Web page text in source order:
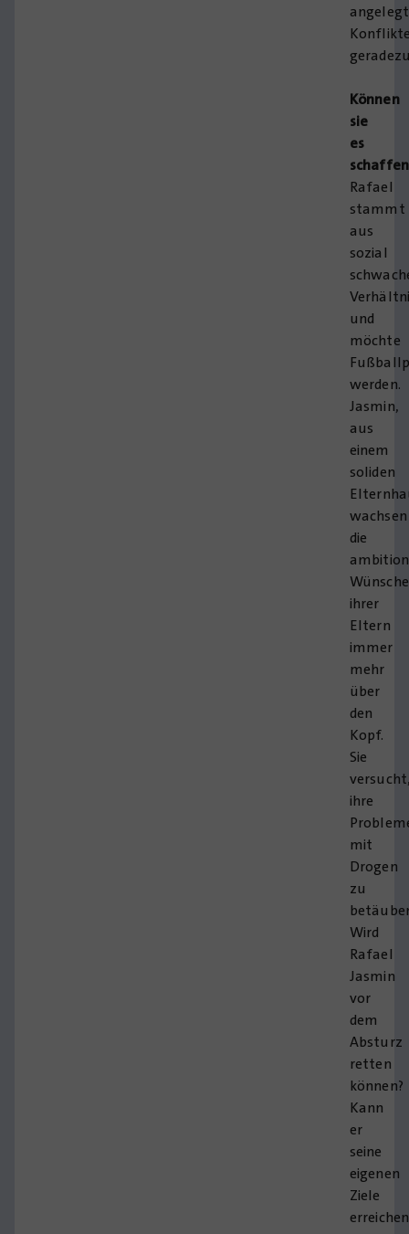
Können
sie
es
Rafael
stammt
aus
sozial
und
möchte
werden.
Jasmin,
aus
einem
soliden
wachsen
die
Wünsche
ihrer
Eltern
immer
mehr
über
den
Kopf.
Sie
ihre
mit
Drogen
zu
Wird
Rafael
Jasmin
vor
dem
Absturz
retten
können?
Kann
er
seine
eigenen
Ziele